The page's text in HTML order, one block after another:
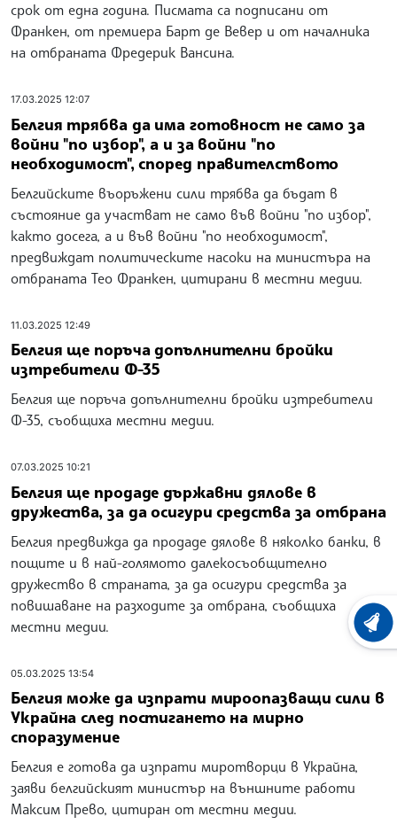
срок от една година. Писмата са подписани от
Франкен, от премиера Барт де Вевер и от началника
на отбраната Фредерик Вансина.
17.03.2025 12:07
Белгия трябва да има готовност не само за
войни "по избор", а и за войни "по
необходимост", според правителството
Белгийските въоръжени сили трябва да бъдат в
състояние да участват не само във войни "по избор",
както досега, а и във войни "по необходимост",
предвиждат политическите насоки на министъра на
отбраната Тео Франкен, цитирани в местни медии.
11.03.2025 12:49
Белгия ще поръча допълнителни бройки
изтребители Ф-35
Белгия ще поръча допълнителни бройки изтребители
Ф-35, съобщиха местни медии.
07.03.2025 10:21
Белгия ще продаде държавни дялове в
дружества, за да осигури средства за отбрана
Белгия предвижда да продаде дялове в няколко банки, в
пощите и в най-голямото далекосъобщително
дружество в страната, за да осигури средства за
повишаване на разходите за отбрана, съобщиха
местни медии.
05.03.2025 13:54
Белгия може да изпрати мироопазващи сили в
Украйна след постигането на мирно
споразумение
Белгия е готова да изпрати миротворци в Украйна,
заяви белгийският министър на външните работи
Максим Прево, цитиран от местни медии.